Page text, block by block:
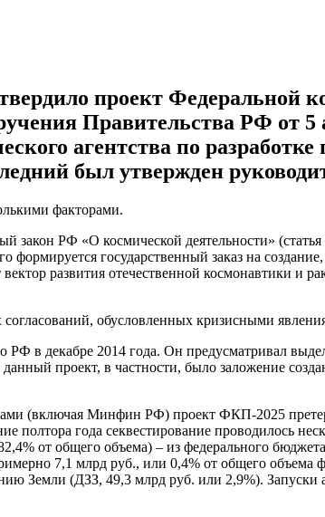
проект Федеральной
Правительства РФ от 5
агентства по
был утвержден
факторами.
РФ «О космической деятельности» (статья
государственный заказ на
развития отечественной космонавтики и
обусловленных кризисными
в декабре 2014 года. Он предусматривал
проект, в частности, было заложение
(включая Минфин РФ) проект ФКП-2025
полтора года секвестирование проводилось
от общего объема) – из федерального
7,1 млрд руб., или 0,4% от общего
Земли (ДЗЗ, 49,3 млрд руб. или 2,9%).